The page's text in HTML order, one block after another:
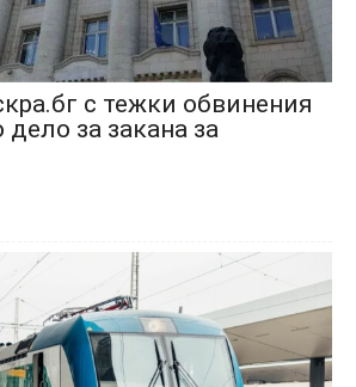
с тежки обвинения
за закана за